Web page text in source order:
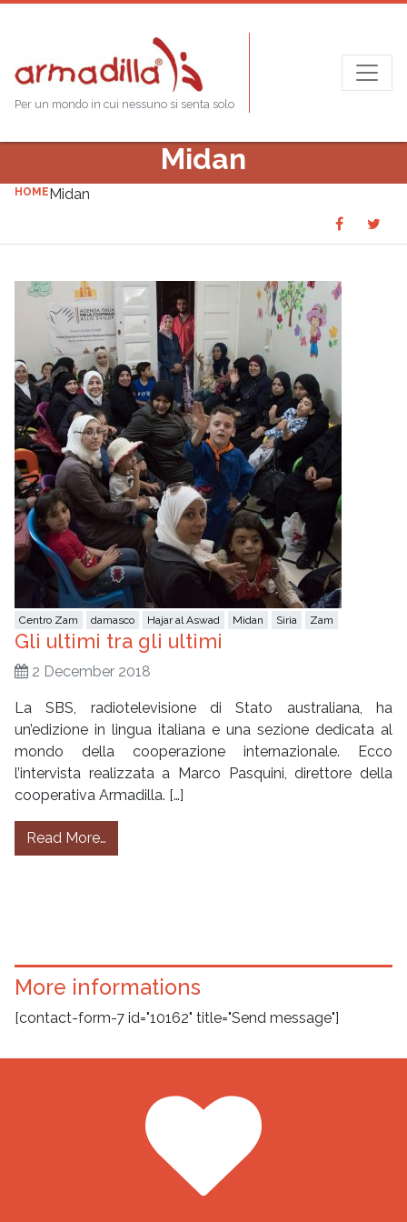
Per un mondo in cui nessuno si senta solo
Midan
HOME Midan
Share
on
on
Centro Zam damasco Hajar al Aswad Midan Siria Zam
Gli ultimi tra gli ultimi
2 December 2018
La SBS, radiotelevisione di Stato australiana, ha
un’edizione in lingua italiana e una sezione dedicata al
mondo della cooperazione internazionale. Ecco
l’intervista realizzata a Marco Pasquini, direttore della
cooperativa Armadilla. […]
Read More…
More informations
[contact-form-7 id="10162" title="Send message"]